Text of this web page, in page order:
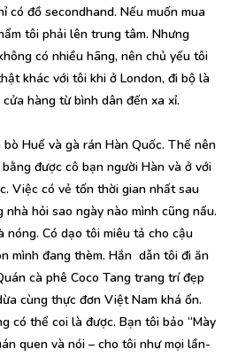
có đồ secondhand. Nếu muốn mua
tôi phải lên trung tâm. Nhưng
có nhiều hãng, nên chủ yếu tôi
khác với tôi khi ở London, đi bộ là
hàng từ bình dân đến xa xỉ.
Huế và gà rán Hàn Quốc. Thế nên
được cô bạn người Hàn và ở với
Việc có vẻ tốn thời gian nhất sau
hỏi sao ngày nào mình cũng nấu.
nóng. Có dạo tôi miêu tả cho cậu
mình đang thèm. Hắn dẫn tôi đi ăn
cà phê Coco Tang trang trí đẹp
cùng thực đơn Việt Nam khá ổn.
có thể coi là được. Bạn tôi bảo “Mày
quen và nói – cho tôi như mọi lần-